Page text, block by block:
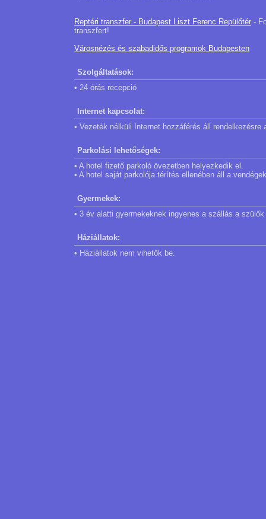
Reptéri transzfer - Budapest Liszt Ferenc Repülőtér -
transzfert!
Városnézés és szabadidős programok Budapesten
Szolgáltatások:
• 24 órás recepció
Internet kapcsolat:
• Vezeték nélküli Internet hozzáférés áll rendelkezésre
Parkolási lehetőségek:
• A hotel fizető parkoló övezetben helyezkedik el.
• A hotel saját parkolója térítés ellenében áll a
Gyermekek:
• 3 év alatti gyermekeknek ingyenes a szállás a
Háziállatok:
• Háziállatok nem vihetők be.